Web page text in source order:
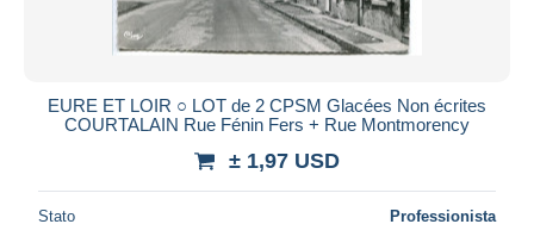
EURE ET LOIR ○ LOT de 2 CPSM Glacées Non écrites
COURTALAIN Rue Fénin Fers + Rue Montmorency
± 1,97 USD
Stato Professionista